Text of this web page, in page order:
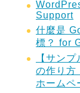
Support
什麼是
標？ for
【サン
の作り方
ホームペ